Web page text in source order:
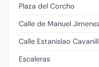
Plaza del Corcho
Calle de Manuel
Calle Estanislao
Escaleras